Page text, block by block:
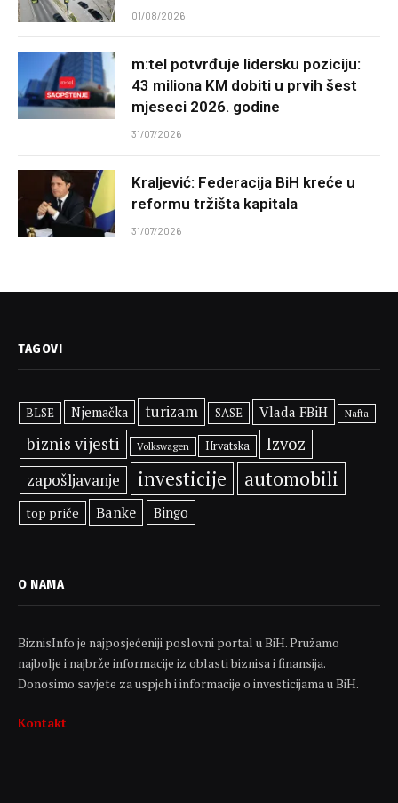
01/08/2026
m:tel potvrđuje lidersku poziciju:
43 miliona KM dobiti u prvih šest
mjeseci 2026. godine
31/07/2026
Kraljević: Federacija BiH kreće u
reformu tržišta kapitala
31/07/2026
TAGOVI
BLSE Njemačka turizam SASE Vlada FBiH Nafta
biznis vijesti Volkswagen Hrvatska Izvoz
zapošljavanje investicije automobili
top priče Banke Bingo
O NAMA
BiznisInfo je najposjećeniji poslovni portal u BiH. Pružamo
najbolje i najbrže informacije iz oblasti biznisa i finansija.
Donosimo savjete za uspjeh i informacije o investicijama u BiH.
Kontakt